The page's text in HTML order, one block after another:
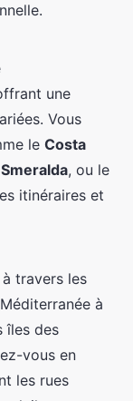
une
Vous
le Costa
, ou le
itinéraires et
travers les
à
îles des
vous en
les rues